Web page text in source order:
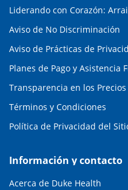
Liderando con Corazón:
Aviso de No Discriminación
Aviso de Prácticas de
Planes de Pago y Asistencia
Transparencia en los Precios
Términos y Condiciones
Política de Privacidad del
Información y contacto
Acerca de Duke Health